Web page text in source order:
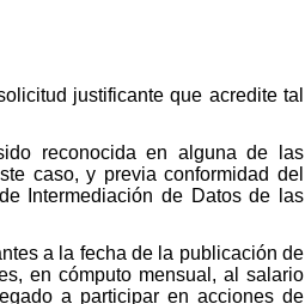
justificante que acredite tal
reconocida en alguna de las
caso, y previa conformidad del
Intermediación de Datos de las
a la fecha de la publicación de
en cómputo mensual, al salario
a participar en acciones de